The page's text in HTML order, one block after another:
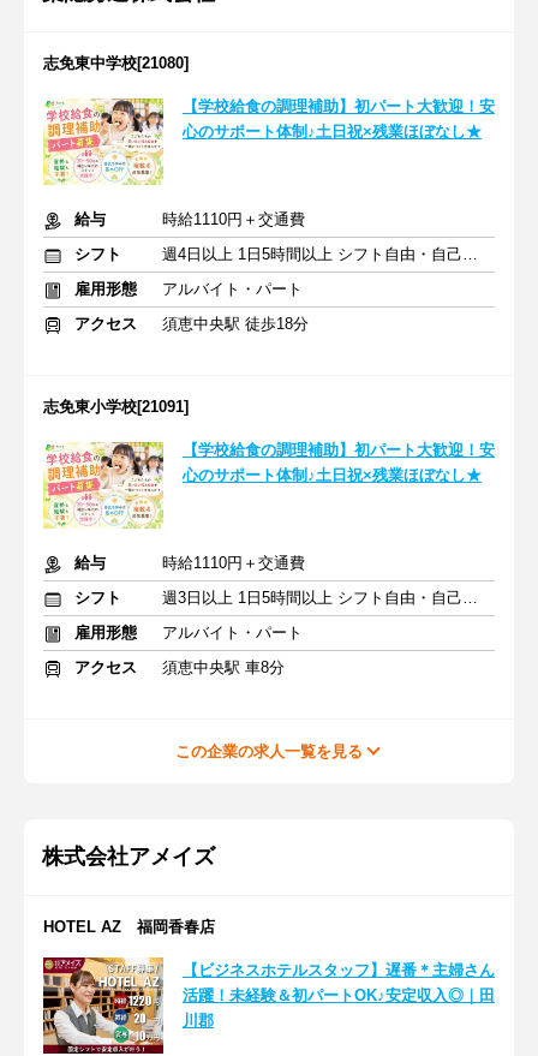
志免東中学校[21080]
【学校給食の調理補助】初パート大歓迎！安
心のサポート体制♪土日祝×残業ほぼなし★
給与
時給1110円＋交通費
シフト
週4日以上 1日5時間以上 シフト自由・自己申告
雇用形態
アルバイト・パート
アクセス
須恵中央駅 徒歩18分
志免東小学校[21091]
【学校給食の調理補助】初パート大歓迎！安
心のサポート体制♪土日祝×残業ほぼなし★
給与
時給1110円＋交通費
シフト
週3日以上 1日5時間以上 シフト自由・自己申告
雇用形態
アルバイト・パート
アクセス
須恵中央駅 車8分
この企業の求人一覧を見る
株式会社アメイズ
HOTEL AZ 福岡香春店
【ビジネスホテルスタッフ】遅番＊主婦さん
活躍！未経験＆初パートOK♪安定収入◎｜田
川郡